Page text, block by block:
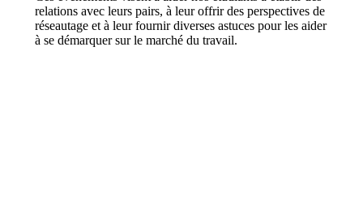
relations avec leurs pairs, à leur offrir des perspectives de
réseautage et à leur fournir diverses astuces pour les aider
à se démarquer sur le marché du travail.